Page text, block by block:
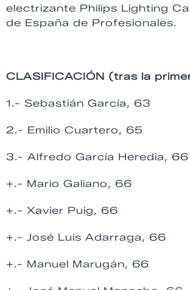
electrizante Philips Lighting
de España de Profesionales.
CLASIFICACIÓN (tras la
1.- Sebastián García, 63
2.- Emilio Cuartero, 65
3.- Alfredo García Heredia, 66
+.- Mario Galiano, 66
+.- Xavier Puig, 66
+.- José Luis Adarraga, 66
+.- Manuel Marugán, 66